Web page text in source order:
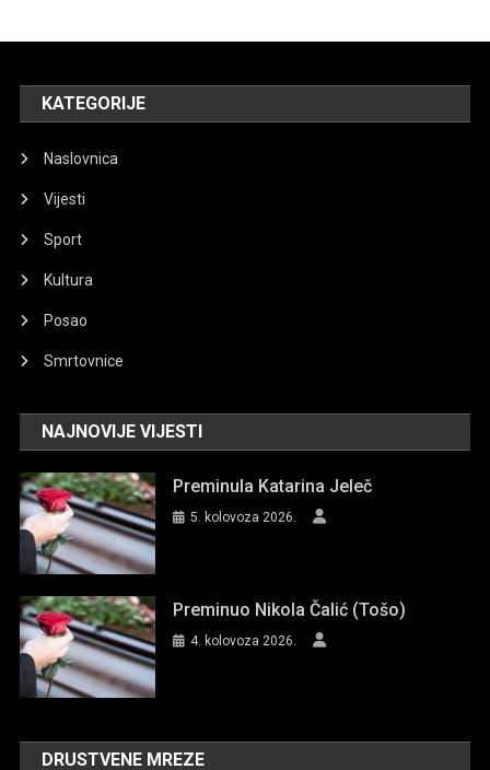
KATEGORIJE
Naslovnica
Vijesti
Sport
Kultura
Posao
Smrtovnice
NAJNOVIJE VIJESTI
Preminula Katarina Jeleč
5. kolovoza 2026.
Preminuo Nikola Čalić (Tošo)
4. kolovoza 2026.
DRUSTVENE MREZE